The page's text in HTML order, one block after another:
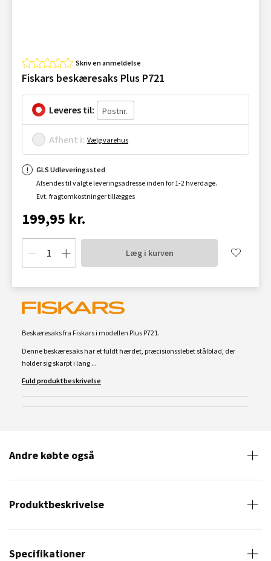
Skriv en anmeldelse
Fiskars beskæresaks Plus P721
Leveres til:
Afhent i: Vælg varehus
GLS Udleveringssted
Afsendes til valgte leveringsadresse inden for 1-2 hverdage.
Evt. fragtomkostninger tillægges
199,95 kr.
Læg i kurven
Beskæresaks fra Fiskars i modellen Plus P721.
Denne beskæresaks har et fuldt hærdet, præcisionsslebet stålblad, der
holder sig skarpt i lang ...
Fuld produktbeskrivelse
Andre købte også
Produktbeskrivelse
Specifikationer